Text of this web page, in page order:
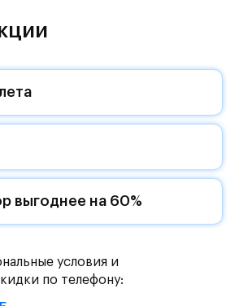
8) в ЖК «Рублевский
«Самолет».
готовой отделки и кухни.
— это экологичный проект
рядом с Дубковским и
к природным комплексам,
западного направления и
добраться до столицы.
закрытый двор без машин —
«своей»
выгоднее на 60%
условия и
по телефону: